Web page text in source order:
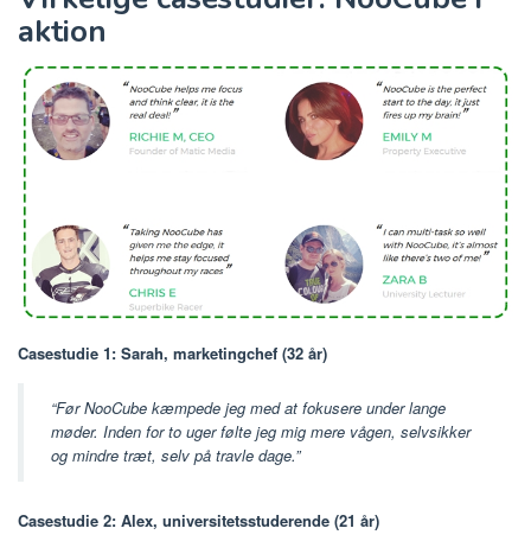
aktion
Casestudie 1: Sarah, marketingchef (32 år)
“Før NooCube kæmpede jeg med at fokusere under lange
møder. Inden for to uger følte jeg mig mere vågen, selvsikker
og mindre træt, selv på travle dage.”
Casestudie 2: Alex, universitetsstuderende (21 år)